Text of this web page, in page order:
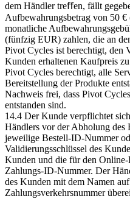
dem Händler treﬀen, fällt
Aufbewahrungsbetrag von 50
monatliche
(fünfzig EUR) zahlen, die an
Pivot Cycles ist berechtigt, den
Kunden erhaltenen Kaufpreis
Pivot Cycles berechtigt, alle
Bereitstellung der Produkte
Nachweis frei, dass Pivot
entstanden sind.
14.4 Der Kunde verpflichtet
Händlers vor der Abholung des
jeweilige Bestell-ID-Nummer
Validierungsschlüssel des
Kunden und die für den
Zahlungs-ID-Nummer. Der
des Kunden mit dem Namen
Zahlungsverkehrsnummer